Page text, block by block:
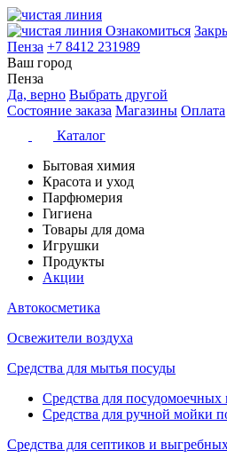
Ознакомиться
Пенза +7 8412 231989
Ваш город
Пенза
Да, верно Выбрать другой
Состояние заказа Магазины Оплата
Каталог
Бытовая химия
Красота и уход
Парфюмерия
Гигиена
Товары для дома
Игрушки
Продукты
Акции
Автокосметика
Освежители воздуха
Средства для мытья посуды
Средства для
Средства для ручной мойки
Средства для септиков и